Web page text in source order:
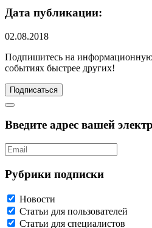
Дата публикации:
02.08.2018
Подпишитесь на информационную
событиях быстрее других!
Подписаться
Введите адрес вашей
Рубрики подписки
Новости
Статьи для пользователей
Статьи для специалистов